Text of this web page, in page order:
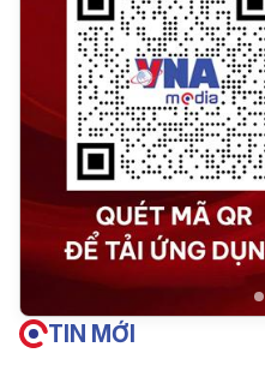
TIN MỚI